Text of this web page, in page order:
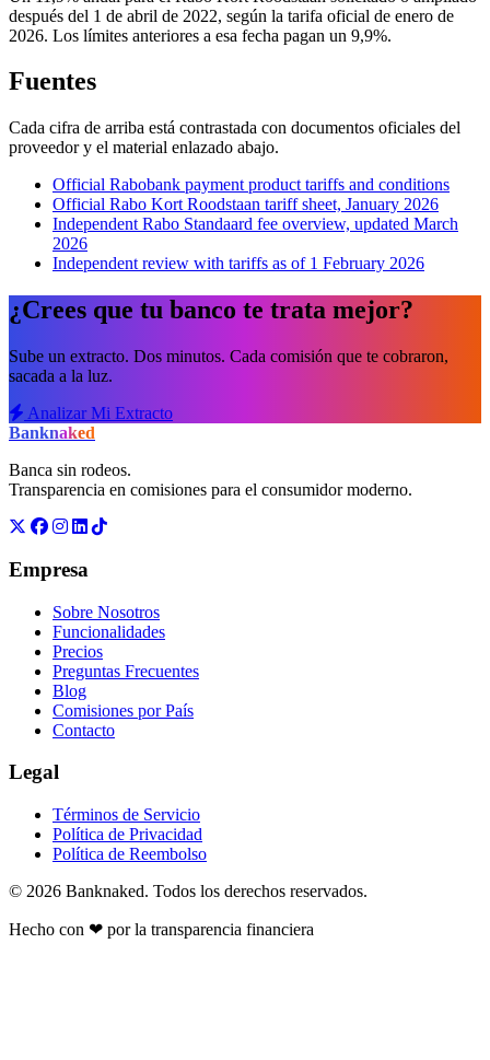
después del 1 de abril de 2022, según la tarifa oficial de enero de
2026. Los límites anteriores a esa fecha pagan un 9,9%.
Fuentes
Cada cifra de arriba está contrastada con documentos oficiales del
proveedor y el material enlazado abajo.
Official Rabobank payment product tariffs and conditions
Official Rabo Kort Roodstaan tariff sheet, January 2026
Independent Rabo Standaard fee overview, updated March
2026
Independent review with tariffs as of 1 February 2026
¿Crees que tu banco te trata mejor?
Sube un extracto. Dos minutos. Cada comisión que te cobraron,
sacada a la luz.
Analizar Mi Extracto
Banknaked
Banca sin rodeos.
Transparencia en comisiones para el consumidor moderno.
Empresa
Sobre Nosotros
Funcionalidades
Precios
Preguntas Frecuentes
Blog
Comisiones por País
Contacto
Legal
Términos de Servicio
Política de Privacidad
Política de Reembolso
© 2026 Banknaked. Todos los derechos reservados.
Hecho con ❤ por la transparencia financiera